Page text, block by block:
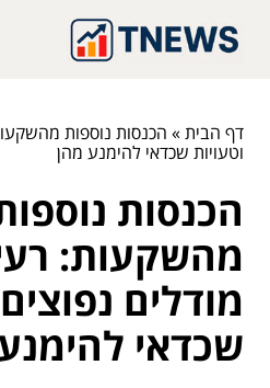
דף הבית» הכנסות נוספות
וטעויות שכדאי להימנע מהן
הכנסות
מהשקעות:
מודלים נפוצים
שכדאי